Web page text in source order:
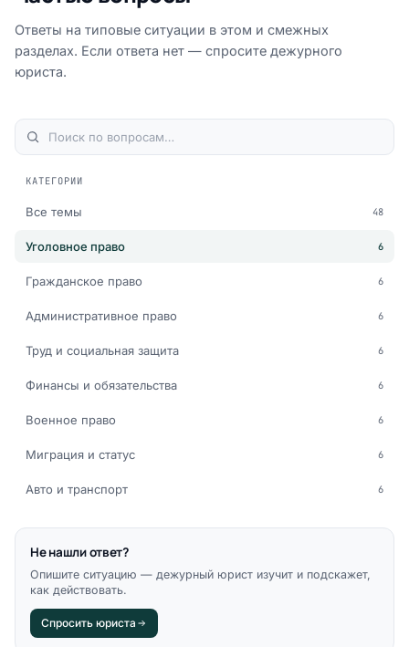
Ответы на типовые ситуации в этом и смежных
разделах. Если ответа нет — спросите дежурного
юриста.
КАТЕГОРИИ
Все темы 48
Уголовное право 6
Гражданское право 6
Административное право 6
Труд и социальная защита 6
Финансы и обязательства 6
Военное право 6
Миграция и статус 6
Авто и транспорт 6
Не нашли ответ?
Опишите ситуацию — дежурный юрист изучит и подскажет,
как действовать.
Спросить юриста